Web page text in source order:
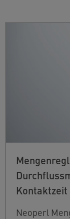
Kontaktzeit
Neoperl